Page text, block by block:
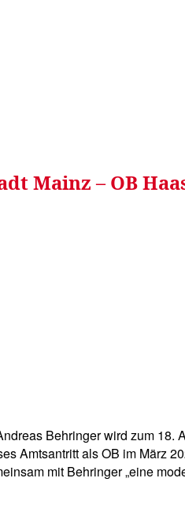
Mainz – OB
Behringer wird zum 18.
Amtsantritt als OB im März
mit Behringer „eine